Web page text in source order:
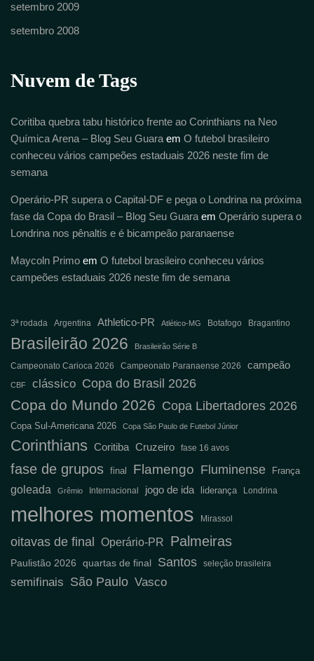
setembro 2009
setembro 2008
Nuvem de Tags
Coritiba quebra tabu histórico frente ao Corinthians na Neo
Química Arena – Blog Seu Guara em O futebol brasileiro
conheceu vários campeões estaduais 2026 neste fim de
semana
Operário-PR supera o Capital-DF e pega o Londrina na próxima
fase da Copa do Brasil – Blog Seu Guara em Operário supera o
Londrina nos pênaltis e é bicampeão paranaense
Maycoln Primo em O futebol brasileiro conheceu vários
campeões estaduais 2026 neste fim de semana
3ª rodada Argentina Athletico-PR Atlético-MG Botafogo Bragantino
Brasileirão 2026 Brasileirão Série B
Campeonato Carioca 2026 Campeonato Paranaense 2026 campeão
CBF clássico Copa do Brasil 2026
Copa do Mundo 2026 Copa Libertadores 2026
Copa Sul-Americana 2026 Copa São Paulo de Futebol Júnior
Corinthians Coritiba Cruzeiro fase 16 avos
fase de grupos final Flamengo Fluminense França
goleada Grêmio Internacional jogo de ida liderança Londrina
melhores momentos Mirassol
oitavas de final Operário-PR Palmeiras
Paulistão 2026 quartas de final Santos seleção brasileira
semifinais São Paulo Vasco